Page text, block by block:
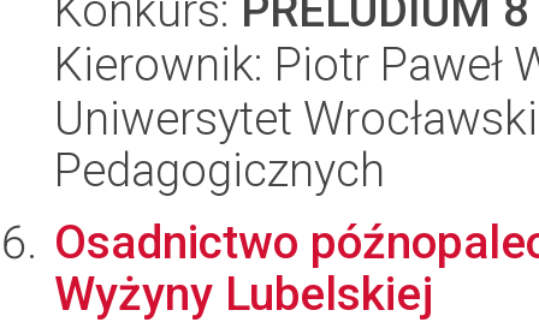
Kierownik: Piotr Paweł
Uniwersytet
Pedagogicznych
Osadnictwo
Wyżyny Lubelskiej